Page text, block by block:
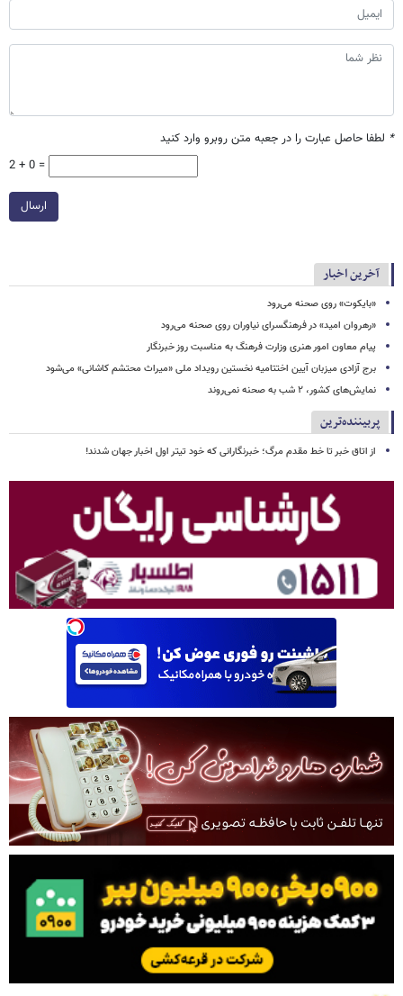
* لطفا حاصل عبارت را در جعبه متن روبرو وارد کنید
2 + 0 =
ارسال
آخرین اخبار
«بایکوت» روی صحنه می‌رود
«رهروان امید» در فرهنگسرای نیاوران روی صحنه می‌رود
پیام معاون امور هنری وزارت فرهنگ به مناسبت روز خبرنگار
برج آزادی میزبان آیین اختتامیه نخستین رویداد ملی «میراث محتشم کاشانی» می‌شود
نمایش‌های کشور، ٢ شب به صحنه نمی‌روند
پربیننده‌ترین
از اتاق خبر تا خط مقدم مرگ؛ خبرنگارانی که خود تیتر اول اخبار جهان شدند!